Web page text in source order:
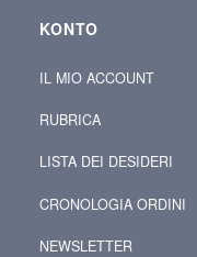
KONTO
IL MIO ACCOUNT
RUBRICA
LISTA DEI DESIDERI
CRONOLOGIA ORDINI
NEWSLETTER